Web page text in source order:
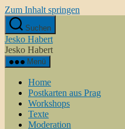
Zum Inhalt springen
Suchen
Jesko Habert
Jesko Habert
Menü
Home
Postkarten aus Prag
Workshops
Texte
Moderation